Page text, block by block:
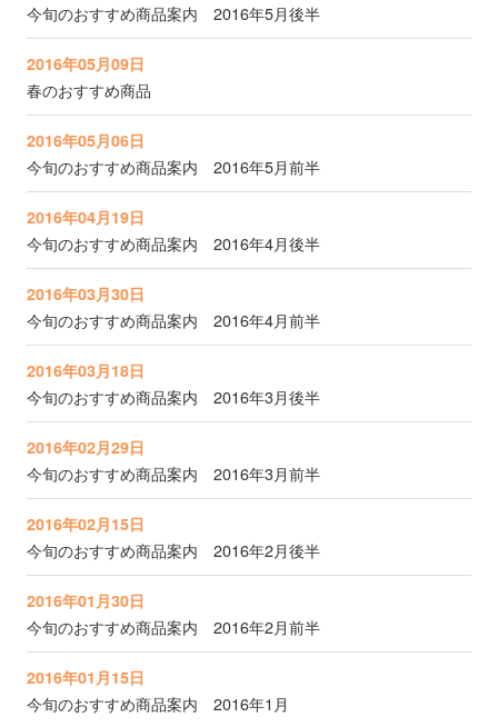
今旬のおすすめ商品案内 2016年5月後半
2016年05月09日
春のおすすめ商品
2016年05月06日
今旬のおすすめ商品案内 2016年5月前半
2016年04月19日
今旬のおすすめ商品案内 2016年4月後半
2016年03月30日
今旬のおすすめ商品案内 2016年4月前半
2016年03月18日
今旬のおすすめ商品案内 2016年3月後半
2016年02月29日
今旬のおすすめ商品案内 2016年3月前半
2016年02月15日
今旬のおすすめ商品案内 2016年2月後半
2016年01月30日
今旬のおすすめ商品案内 2016年2月前半
2016年01月15日
今旬のおすすめ商品案内 2016年1月